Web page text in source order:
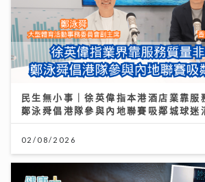
民生無小事｜徐英偉指本港酒店業靠服
鄭泳舜倡港隊參與內地聯賽吸鄰城球迷
02/08/2026